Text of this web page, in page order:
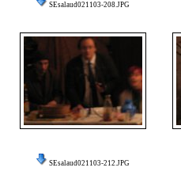
SEsalaud021103-208.JPG
SEsalaud021103-212.JPG